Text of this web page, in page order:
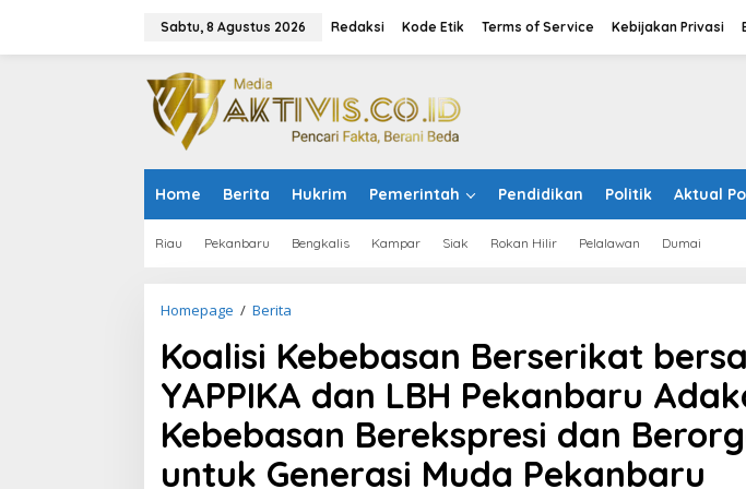
Sabtu, 8 Agustus 2026 Redaksi Kode Etik Terms of Service Kebijakan Privasi
Home Berita Hukrim Pemerintah Pendidikan Politik Aktual
Riau Pekanbaru Bengkalis Kampar Siak Rokan Hilir Pelalawan Dumai
Homepage / Berita
a
l
i
s
i
K
e
Koalisi Kebebasan Berserikat
YAPPIKA dan LBH Pekanbaru
Kebebasan Berekspresi dan
untuk Generasi Muda Pekanbaru